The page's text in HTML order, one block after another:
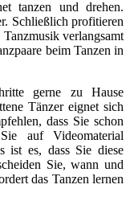
tanzen und drehen.
Schließlich profitieren
verlangsamt
beim Tanzen in
gerne zu Hause
Tänzer eignet sich
dass Sie schon
auf Videomaterial
ist es, dass Sie diese
Sie, wann und
das Tanzen lernen